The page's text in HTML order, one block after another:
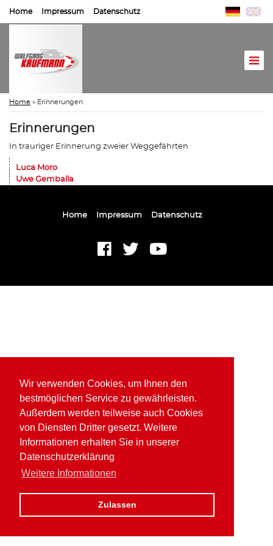
Wir verwenden Cookies, um Ihnen den
bestmöglichen Service zu gewährleisten.
Außerdem werden teilweise auch Cookies
von Diensten Dritter gesetzt. Weitere
Informationen erhalten Sie in unserer
Datenschutzerklärung
Weitere Informationen
Zulassen
Home Impressum Datenschutz
Home » Erinnerungen
Erinnerungen
In trauriger Erinnerung zweier Weggefährten
Luca Moro
Uwe Gemballa
Home Impressum Datenschutz